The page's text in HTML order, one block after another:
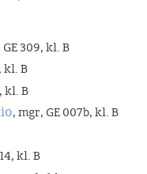
309, kl. B
kl. B
kl. B
, mgr, GE 007b, kl. B
kl. B